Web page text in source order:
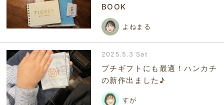
BOOK
よねまる
2025.5.3 Sat
プチギフトにも最適！ハンカチ
の新作出ました♪
すが